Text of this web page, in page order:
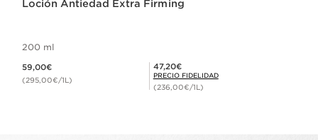
Loción Antiedad Extra Firming
200 ml
59,00€
(295,00€/1L)
Precio Fidelidad 47,20€
47,20€
PRECIO FIDELIDAD
(236,00€/1L)